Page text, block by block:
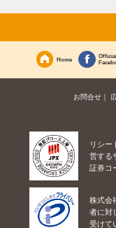
Home
Official
お問合せ
リシー
営する
証券コ
株式会
者に対
受けて